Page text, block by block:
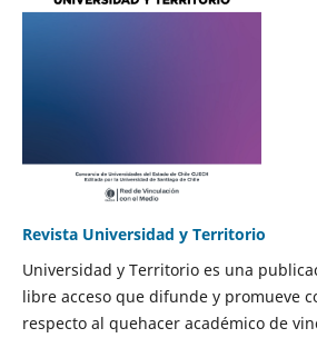
Revista Universidad y Territorio
Universidad y Territorio es una
libre acceso que difunde y promueve
respecto al quehacer académico de